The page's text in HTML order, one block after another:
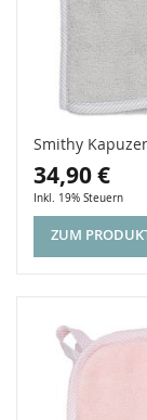
Smithy
34,90 €
Inkl. 19% Steuern
ZUM